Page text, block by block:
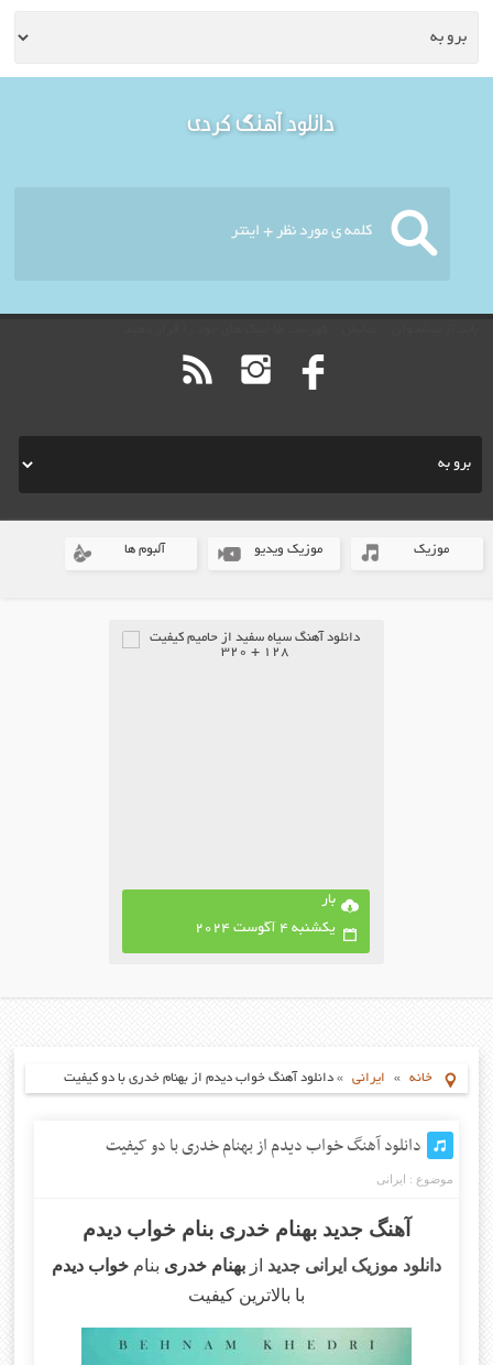
دانلود آهنگ کردی
موزیک موزیک ویدیو آلبوم ها
بار
یکشنبه 4 آگوست 2024
خانه » ایرانی »دانلود آهنگ خواب دیدم از بهنام خدری با دو کیفیت
دانلود آهنگ خواب دیدم از بهنام خدری با دو کیفیت
موضوع : ایرانی
آهنگ جدید بهنام خدری بنام خواب دیدم
دانلود موزیک ایرانی جدید از بهنام خدری بنام خواب دیدم
با بالاترین کیفیت